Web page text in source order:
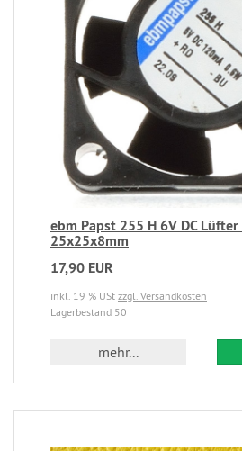
ebm Papst 255 H 6V DC
25x25x8mm
17,90 EUR
inkl. 19 % USt zzgl. Versandkosten
Lagerbestand 50
mehr...